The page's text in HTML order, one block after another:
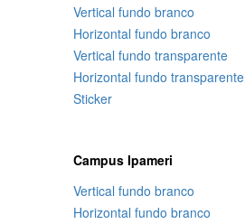
Vertical fundo branco
Horizontal fundo branco
Vertical fundo transparente
Horizontal fundo transparente
Sticker
Campus Ipameri
Vertical fundo branco
Horizontal fundo branco